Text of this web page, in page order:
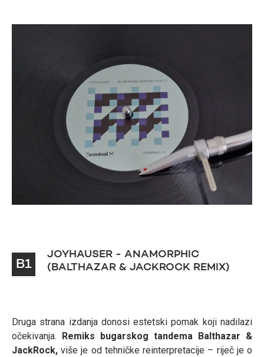
B1
JOYHAUSER - ANAMORPHIC
(BALTHAZAR & JACKROCK REMIX)
Druga strana izdanja donosi estetski pomak koji nadilazi
očekivanja.
Remiks bugarskog tandema
Balthazar &
JackRock, više je od tehničke reinterpretacije – riječ je o